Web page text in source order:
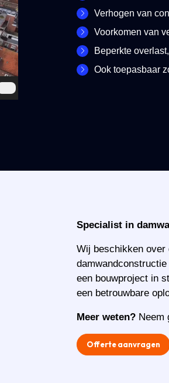
Verhogen van
Voorkomen van
Beperkte
Ook toepasbaar
Specialist in
Wij beschikken over
een bouwproject in
een betrouwbare
Meer weten? Neem
Offerte aanvragen